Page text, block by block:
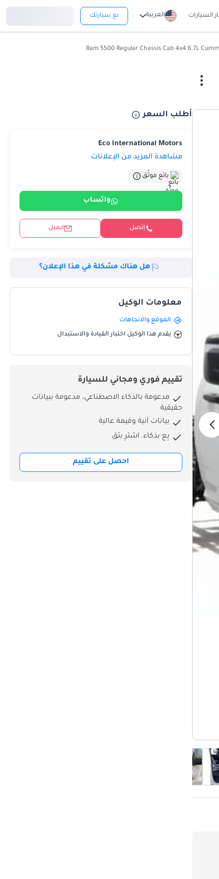
السيارات العربية بع سيارتك
أطلب السعر
Eco International Motors
مشاهدة المزيد من الإعلانات
بائع موثّق
واتساب
إتصل ايميل
هل هناك مشكلة في هذا الإعلان؟
معلومات الوكيل
الموقع والاتجاهات
يقدم هذا الوكيل اختبار القيادة والاستبدال
تقييم فوري ومجاني للسيارة
مدعومة بالذكاء الاصطناعي، مدعومة ببيانات
حقيقية
بيانات آنية وقيمة عالية
بِع بذكاء. اشترِ بثق
احصل على تقييم